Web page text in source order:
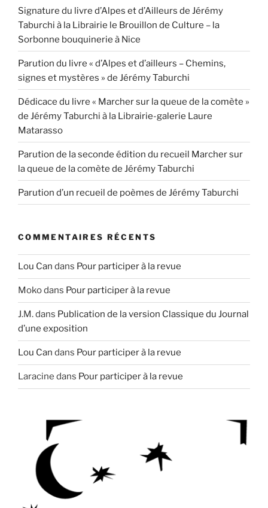
Signature du livre d’Alpes et d’Ailleurs de Jérémy
Taburchi à la Librairie le Brouillon de Culture – la
Sorbonne bouquinerie à Nice
Parution du livre « d’Alpes et d’ailleurs – Chemins,
signes et mystères » de Jérémy Taburchi
Dédicace du livre « Marcher sur la queue de la comète »
de Jérémy Taburchi à la Librairie-galerie Laure
Matarasso
Parution de la seconde édition du recueil Marcher sur
la queue de la comète de Jérémy Taburchi
Parution d’un recueil de poèmes de Jérémy Taburchi
COMMENTAIRES RÉCENTS
Lou Can dans Pour participer à la revue
Mokodans Pour participer à la revue
J.M.dans Publication de la version Classique du Journal
d’une exposition
Lou Can dans Pour participer à la revue
Laracine dans Pour participer à la revue